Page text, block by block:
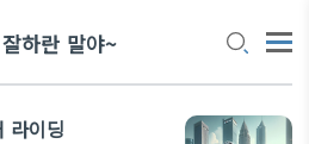
하란 말야~
라이딩